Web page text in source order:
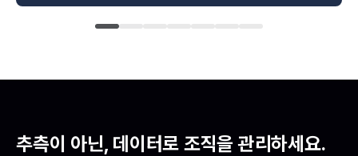
추측이 아닌, 데이터로 조직을 관리하세요.